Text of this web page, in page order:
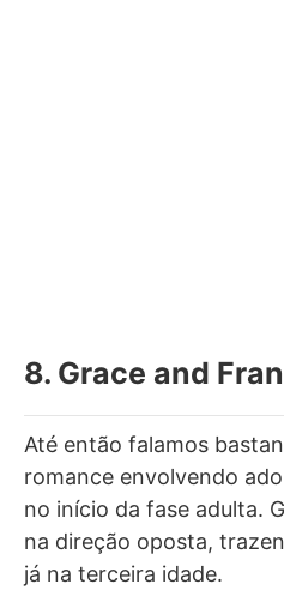
8. Grace and
Até então falamos
romance envolvendo
no início da fase adulta.
na direção oposta,
já na terceira idade.